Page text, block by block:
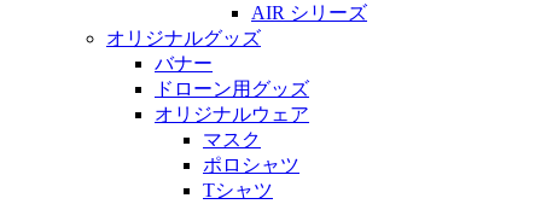
AIR シリーズ
オリジナルグッズ
バナー
ドローン用グッズ
オリジナルウェア
マスク
ポロシャツ
Tシャツ